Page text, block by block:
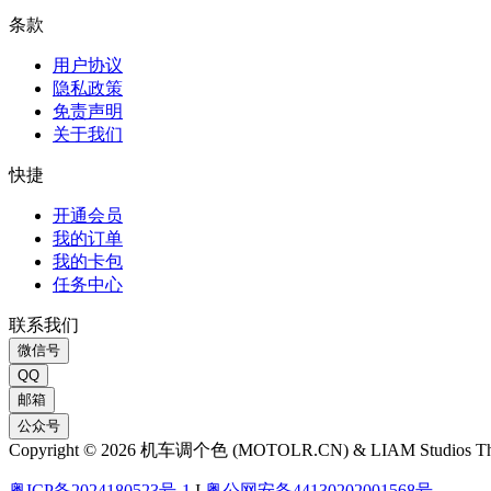
条款
用户协议
隐私政策
免责声明
关于我们
快捷
开通会员
我的订单
我的卡包
任务中心
联系我们
微信号
QQ
邮箱
公众号
Copyright © 2026 机车调个色 (MOTOLR.CN) & LIAM Studios